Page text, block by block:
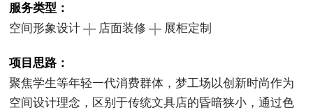
服务类型：
空间形象设计
店面装修 展柜定制
项目思路：
聚焦学生等年轻一代消费群体，梦工场以创新时尚作为
空间设计理念，区别于传统文具店的昏暗狭小，通过色